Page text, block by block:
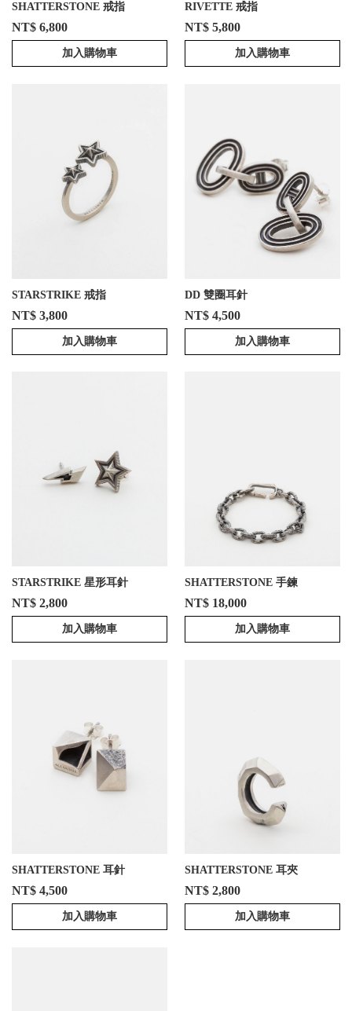
SHATTERSTONE 戒指
NT$ 6,800
加入購物車
RIVETTE 戒指
NT$ 5,800
加入購物車
STARSTRIKE 戒指
NT$ 3,800
加入購物車
DD 雙圈耳針
NT$ 4,500
加入購物車
STARSTRIKE 星形耳針
NT$ 2,800
加入購物車
SHATTERSTONE 手鍊
NT$ 18,000
加入購物車
SHATTERSTONE 耳針
NT$ 4,500
加入購物車
SHATTERSTONE 耳夾
NT$ 2,800
加入購物車